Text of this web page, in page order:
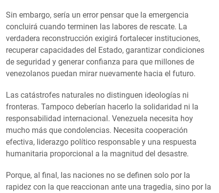
Sin embargo, sería un error pensar que la emergencia
concluirá cuando terminen las labores de rescate. La
verdadera reconstrucción exigirá fortalecer instituciones,
recuperar capacidades del Estado, garantizar condiciones
de seguridad y generar confianza para que millones de
venezolanos puedan mirar nuevamente hacia el futuro.
Las catástrofes naturales no distinguen ideologías ni
fronteras. Tampoco deberían hacerlo la solidaridad ni la
responsabilidad internacional. Venezuela necesita hoy
mucho más que condolencias. Necesita cooperación
efectiva, liderazgo político responsable y una respuesta
humanitaria proporcional a la magnitud del desastre.
Porque, al final, las naciones no se definen solo por la
rapidez con la que reaccionan ante una tragedia, sino por la